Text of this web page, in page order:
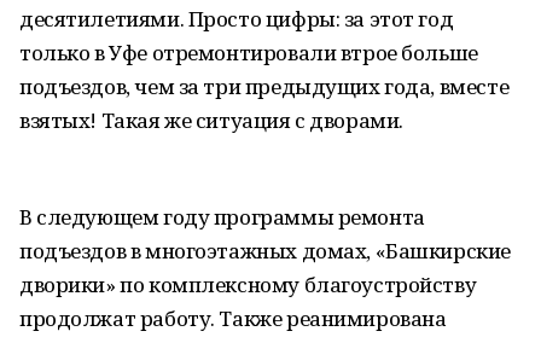
десятилетиями. Просто цифры: за этот год
только в Уфе отремонтировали втрое больше
подъездов, чем за три предыдущих года, вместе
взятых! Такая же ситуация с дворами.
В следующем году программы ремонта
подъездов в многоэтажных домах, «Башкирские
дворики» по комплексному благоустройству
продолжат работу. Также реанимирована